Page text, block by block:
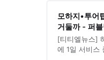
모하지•투어
거둘까 - 퍼
[티티엘뉴스]
에 1일 서비스